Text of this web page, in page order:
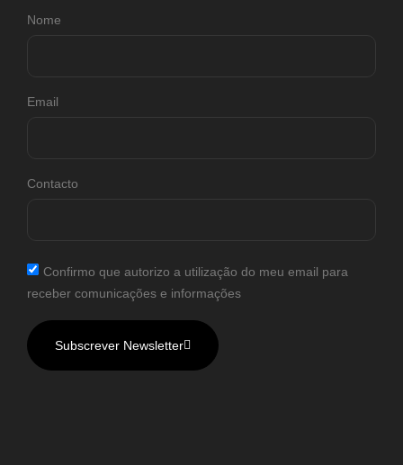
Nome
Email
Contacto
Confirmo que autorizo a utilização do meu email para
receber comunicações e informações
Subscrever Newsletter